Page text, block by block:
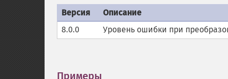
Версия
Описание
8.0.0
Уровень ошибки при
Примеры